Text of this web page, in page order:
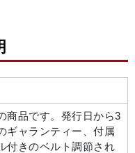
商品です。発行日から3
ギャランティー、付属
付きのベルト調節され